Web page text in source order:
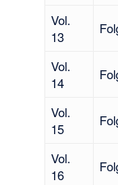
Vol.
13
Vol.
14
Vol.
15
Vol.
16